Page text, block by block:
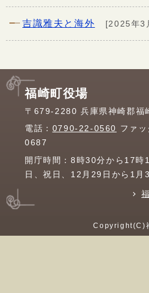
吉識雅夫と海外 [2025年3
福崎町役場
〒679-2280 兵庫県神崎郡福
電話： 0790-22-0560 ファ
0687
開庁時間：8時30分から17時
日、祝日、12月29日から1月
Copyright(C)